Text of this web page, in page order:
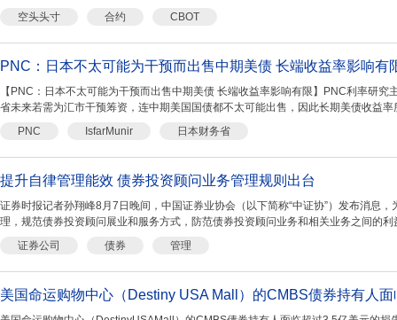
176,272份合...
空头头寸 合约 CBOT
PNC：日本不太可能为干预而出售中期美债 长端收益率影响有
【PNC：日本不太可能为干预而出售中期美债 长端收益率影响有限】PNC利率研
省未来若需为汇市干预筹资，连中期美国国债都不太可能出售，因此长期美债收益
PNC
IsfarMunir 日本财务省
提升自律管理能效 债券投资顾问业务管理规则出台
证券时报记者孙翔峰8月7日晚间，中国证券业协会（以下简称“中证协”）发布消息
理，规范债券投资顾问展业和服务方式，防范债券投资顾问业务和相关业务之间的
证券公司
债券 管理
美国命运购物中心（Destiny USA Mall）的CMBS债券持有人